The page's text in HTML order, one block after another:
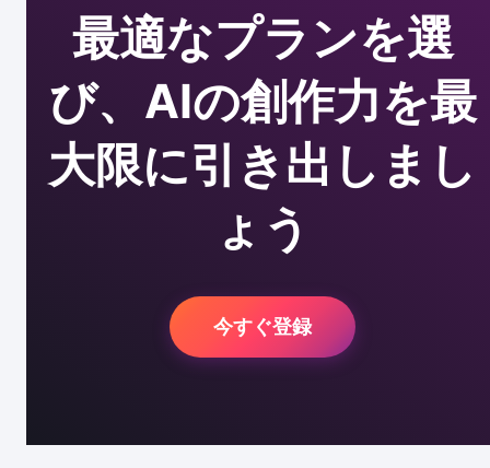
最適なプランを選
び、AIの創作力を最
大限に引き出しまし
ょう
今すぐ登録